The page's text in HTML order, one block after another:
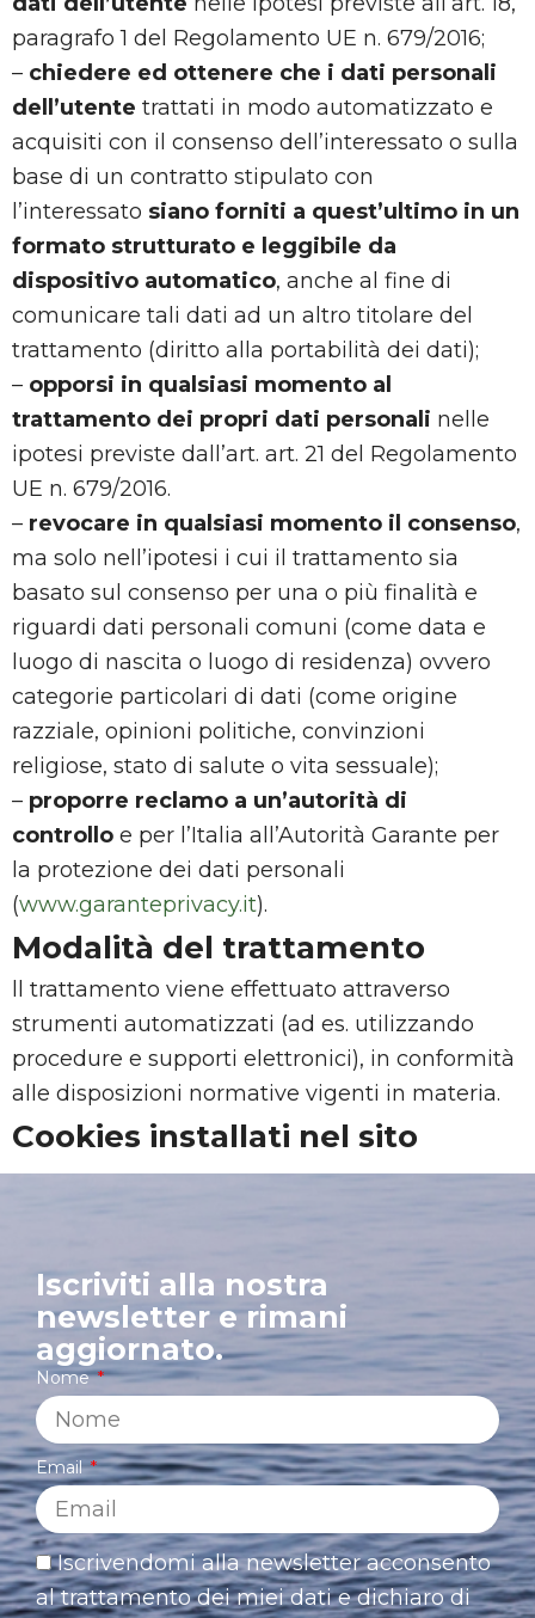
paragrafo 1 del Regolamento UE n. 679/2016;
– chiedere ed ottenere che i dati personali
dell’utente trattati in modo automatizzato e
acquisiti con il consenso dell’interessato o sulla
base di un contratto stipulato con
l’interessato siano forniti a quest’ultimo in un
formato strutturato e leggibile da
dispositivo automatico, anche al fine di
comunicare tali dati ad un altro titolare del
trattamento (diritto alla portabilità dei dati);
– opporsi in qualsiasi momento al
trattamento dei propri dati personali nelle
ipotesi previste dall’art. art. 21 del Regolamento
UE n. 679/2016.
– revocare in qualsiasi momento il consenso,
ma solo nell’ipotesi i cui il trattamento sia
basato sul consenso per una o più finalità e
riguardi dati personali comuni (come data e
luogo di nascita o luogo di residenza) ovvero
categorie particolari di dati (come origine
razziale, opinioni politiche, convinzioni
religiose, stato di salute o vita sessuale);
– proporre reclamo a un’autorità di
controllo e per l’Italia all’Autorità Garante per
la protezione dei dati personali
(www.garanteprivacy.it).
Modalità del trattamento
ll trattamento viene effettuato attraverso
strumenti automatizzati (ad es. utilizzando
procedure e supporti elettronici), in conformità
alle disposizioni normative vigenti in materia.
Cookies installati nel sito
Iscriviti alla nostra
newsletter e rimani
aggiornato.
Nome
Email
Iscrivendomi alla newsletter acconsento
al trattamento dei miei dati e dichiaro di